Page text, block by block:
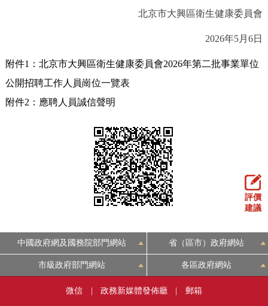
北京市大興區衛生健康委員會
2026年5月6日
附件1：北京市大興區衛生健康委員會2026年第二批事業單位
公開招聘工作人員崗位一覽表
附件2：應聘人員誠信聲明
評價
建議
中國政府網及國務院部門網站 省（區市）政府網站
市級政府部門網站 各區政府網站
微信 政務新媒體發佈廳 郵箱